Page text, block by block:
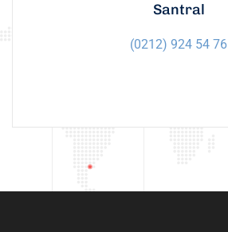
Santral
(0212) 924 54 76